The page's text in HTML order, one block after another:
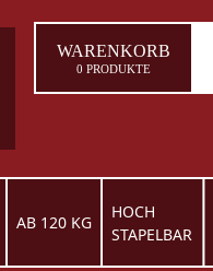
WARENKORB
0 PRODUKTE
AB 120 KG
HOCH
STAPELBAR